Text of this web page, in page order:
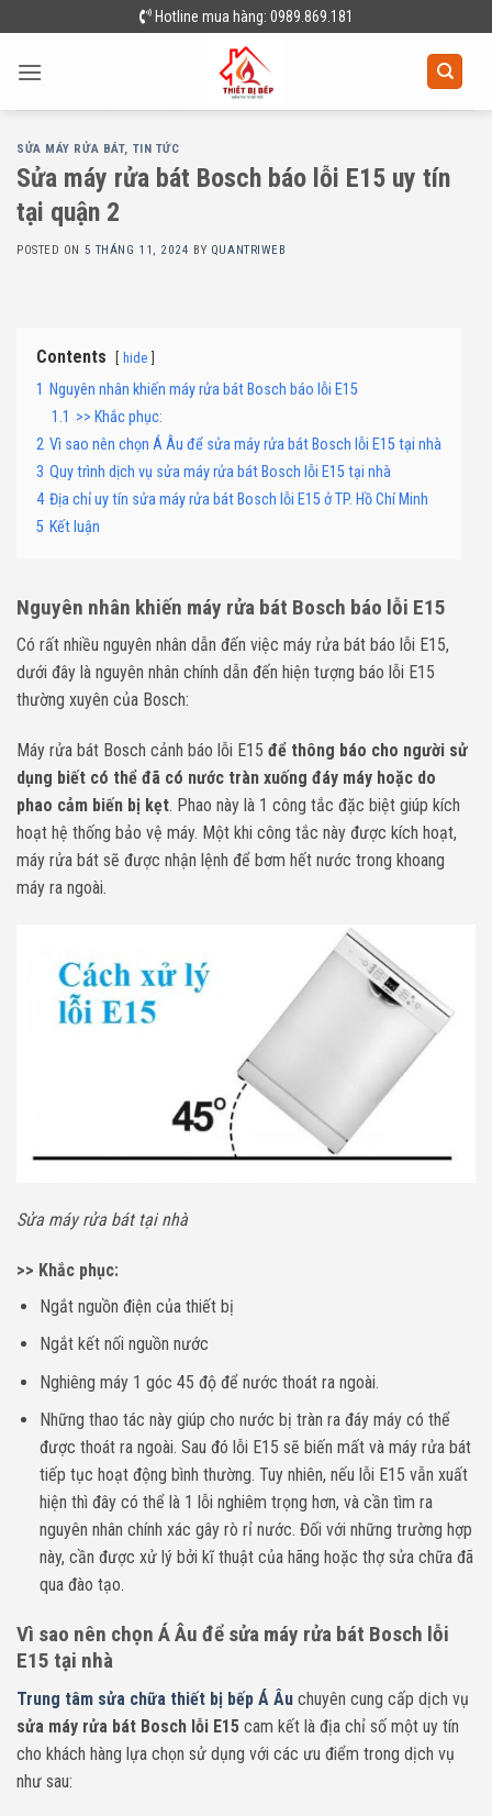
to
content
Hotline mua hàng: 0989.869.181
SỬA MÁY RỬA BÁT, TIN TỨC
Sửa máy rửa bát Bosch báo lỗi E15 uy tín
tại quận 2
POSTED ON 5 THÁNG 11, 2024 BY QUANTRIWEB
Contents hide
1 Nguyên nhân khiến máy rửa bát Bosch báo lỗi E15
1.1 >> Khắc phục:
2 Vì sao nên chọn Á Âu để sửa máy rửa bát Bosch lỗi E15 tại nhà
3 Quy trình dịch vụ sửa máy rửa bát Bosch lỗi E15 tại nhà
4 Địa chỉ uy tín sửa máy rửa bát Bosch lỗi E15 ở TP. Hồ Chí Minh
5 Kết luận
Nguyên nhân khiến máy rửa bát Bosch báo lỗi E15
Có rất nhiều nguyên nhân dẫn đến việc máy rửa bát báo lỗi E15,
dưới đây là nguyên nhân chính dẫn đến hiện tượng báo lỗi E15
thường xuyên của Bosch:
Máy rửa bát Bosch cảnh báo lỗi E15 để thông báo cho người sử
dụng biết có thể đã có nước tràn xuống đáy máy hoặc do
phao cảm biến bị kẹt. Phao này là 1 công tắc đặc biệt giúp kích
hoạt hệ thống bảo vệ máy. Một khi công tắc này được kích hoạt,
máy rửa bát sẽ được nhận lệnh để bơm hết nước trong khoang
máy ra ngoài.
Sửa máy rửa bát tại nhà
>> Khắc phục:
Ngắt nguồn điện của thiết bị
Ngắt kết nối nguồn nước
Nghiêng máy 1 góc 45 độ để nước thoát ra ngoài.
Những thao tác này giúp cho nước bị tràn ra đáy máy có thể
được thoát ra ngoài. Sau đó lỗi E15 sẽ biến mất và máy rửa bát
tiếp tục hoạt động bình thường. Tuy nhiên, nếu lỗi E15 vẫn xuất
hiện thì đây có thể là 1 lỗi nghiêm trọng hơn, và cần tìm ra
nguyên nhân chính xác gây rò rỉ nước. Đối với những trường hợp
này, cần được xử lý bởi kĩ thuật của hãng hoặc thợ sửa chữa đã
qua đào tạo.
Vì sao nên chọn Á Âu để sửa máy rửa bát Bosch lỗi
E15 tại nhà
Trung tâm sửa chữa thiết bị bếp Á Âu chuyên cung cấp dịch vụ
sửa máy rửa bát Bosch lỗi E15 cam kết là địa chỉ số một uy tín
cho khách hàng lựa chọn sử dụng với các ưu điểm trong dịch vụ
như sau: